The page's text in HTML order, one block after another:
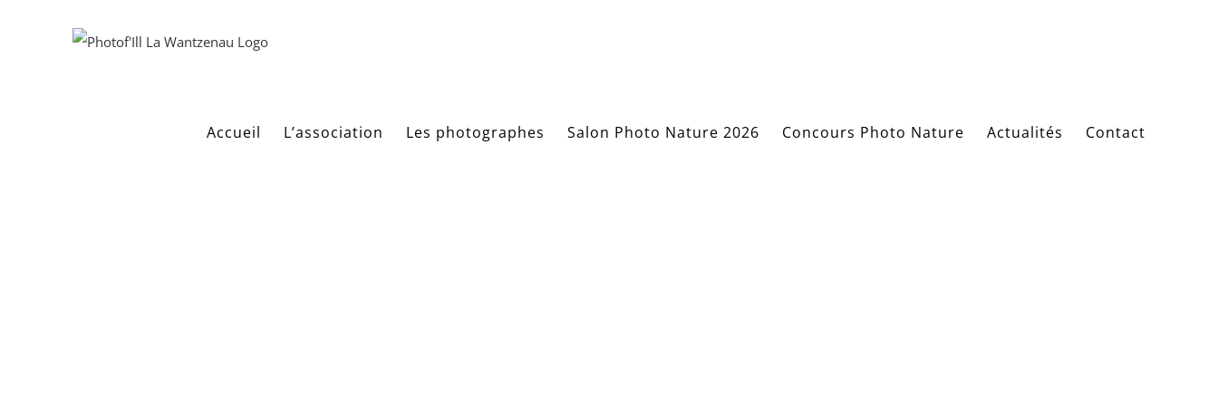
Accueil L’association Les photographes Salon Photo Nature 2026 Concours Photo Nature Actualités Contact